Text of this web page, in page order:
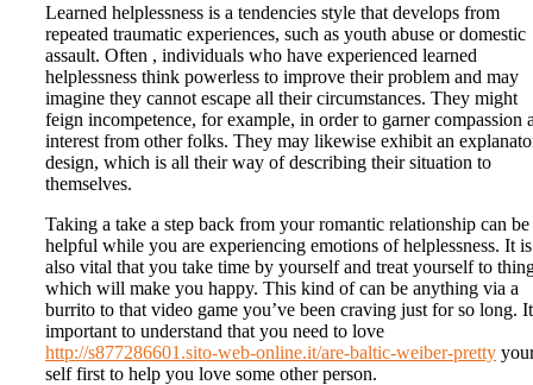
Learned helplessness is a tendencies style that develops from
repeated traumatic experiences, such as youth abuse or domestic
assault. Often , individuals who have experienced learned
helplessness think powerless to improve their problem and may
imagine they cannot escape all their circumstances. They might
feign incompetence, for example, in order to garner compassion
interest from other folks. They may likewise exhibit an
design, which is all their way of describing their situation to
themselves.
Taking a take a step back from your romantic relationship can be
helpful while you are experiencing emotions of helplessness. It is
also vital that you take time by yourself and treat yourself to
which will make you happy. This kind of can be anything via a
burrito to that video game you’ve been craving just for so long.
important to understand that you need to love
http://s877286601.sito-web-online.it/are-baltic-weiber-pretty
self first to help you love some other person.